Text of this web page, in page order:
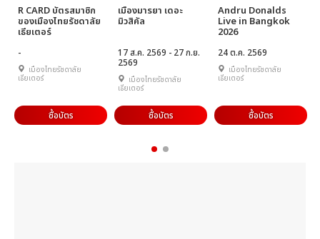
R CARD บัตรสมาชิก
ของเมืองไทยรัชดาลัย
เธียเตอร์
-
เมืองไทยรัชดาลัย
เธียเตอร์
ซื้อบัตร
เมืองมารยา เดอะ
มิวสิคัล
17 ส.ค. 2569 - 27 ก.ย.
2569
เมืองไทยรัชดาลัย
เธียเตอร์
ซื้อบัตร
Andru Donalds
Live in Bangkok
2026
24 ต.ค. 2569
เมืองไทยรัชดาลัย
เธียเตอร์
ซื้อบัตร